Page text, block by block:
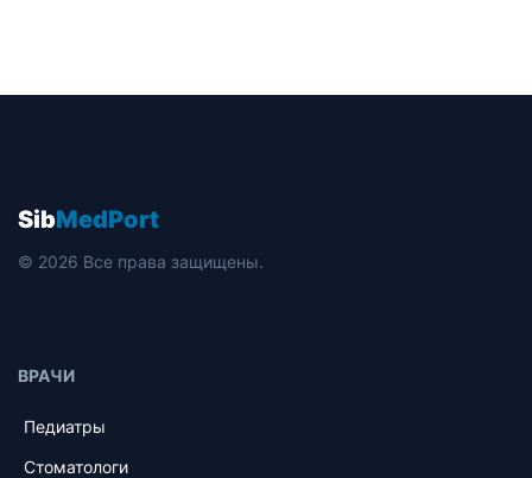
SibMedPort
© 2026 Все права защищены.
ВРАЧИ
Педиатры
Стоматологи